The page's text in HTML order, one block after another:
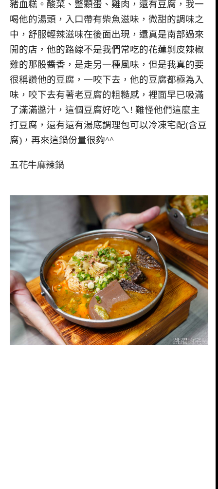
豬血糕。酸菜、整顆蛋、雞肉，還有豆腐，我一
喝他的湯頭，入口帶有柴魚滋味，微甜的調味之
中，舒服輕辣滋味在後面出現，還真是南部過來
開的店，他的路線不是我們常吃的花蓮剝皮辣椒
雞的那股醬香，是走另一種風味，但是我真的要
很稱讚他的豆腐，一咬下去，他的豆腐都極為入
味，咬下去有著老豆腐的粗糙感，裡面早已吸滿
了滿滿醬汁，這個豆腐好吃ㄟ! 難怪他們這麼主
打豆腐，還有還有湯底調理包可以冷凍宅配(含豆
腐)，再來這鍋份量很夠^^
五花牛麻辣鍋